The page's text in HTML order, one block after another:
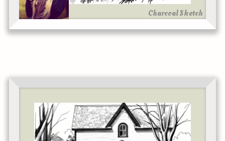
Charcoal Sketch